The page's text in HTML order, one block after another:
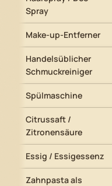
Spray
Make-up-Entferner
Handelsüblicher
Schmuckreiniger
Spülmaschine
Citrussaft /
Zitronensäure
Essig / Essigessenz
Zahnpasta als